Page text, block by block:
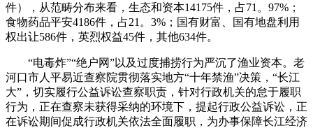
件），从范畴分布来看，生态和资本14175件，占71。97%；
食物药品平安4186件，占21。3%；国有财富、国有地盘利用
权出让586件，英烈权益45件，其他634件。
“电毒炸”“绝户网”以及过度捕捞行为严沉了渔业资本。老
河口市人平易近查察院贯彻落实地方“十年禁渔”决策，“长江
大”，切实履行公益诉讼查察职责，针对行政机关的怠于履职
行为，正在查察未获得采纳的环境下，提起行政公益诉讼，正
在诉讼期间促成行政机关依法全面履职，为办事保障长江经济